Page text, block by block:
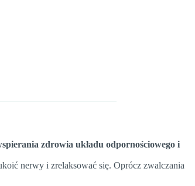
zdrowia układu odpornościowego i
nerwy i zrelaksować się. Oprócz zwalczania